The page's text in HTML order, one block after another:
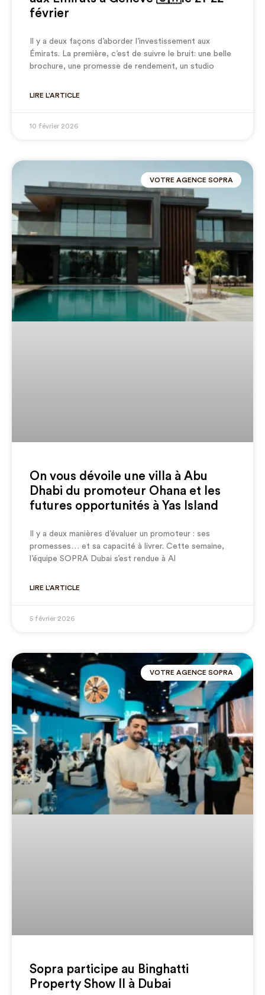
février
Il y a deux façons d’aborder l’investissement aux
Émirats. La première, c’est de suivre le bruit: une belle
brochure, une promesse de rendement, un studio
LIRE L'ARTICLE
10 février 2026
VOTRE AGENCE SOPRA
On vous dévoile une villa à Abu
Dhabi du promoteur Ohana et les
futures opportunités à Yas Island
Il y a deux manières d’évaluer un promoteur : ses
promesses… et sa capacité à livrer. Cette semaine,
l’équipe SOPRA Dubai s’est rendue à Al
LIRE L'ARTICLE
5 février 2026
VOTRE AGENCE SOPRA
Sopra participe au Binghatti
Property Show II à Dubai